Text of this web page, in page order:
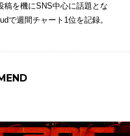
稿を機にSNS中心に話題とな
で週間チャート1位を記録。